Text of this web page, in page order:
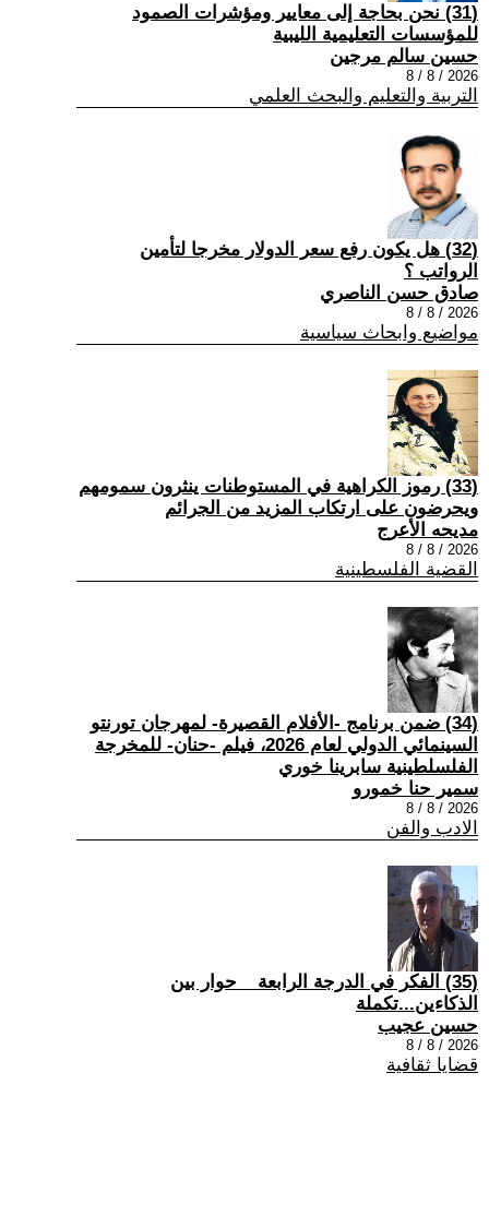
(31) نحن بحاجة إلى معايير ومؤشرات الصمود
للمؤسسات التعليمية الليبية
حسين سالم مرجين
2026 / 8 / 8
التربية والتعليم والبحث العلمي
(32) هل يكون رفع سعر الدولار مخرجا لتأمين
الرواتب ؟
صادق حسن الناصري
2026 / 8 / 8
مواضيع وابحاث سياسية
(33) رموز الكراهية في المستوطنات ينثرون سمومهم
ويحرضون على ارتكاب المزيد من الجرائم
مديحه الأعرج
2026 / 8 / 8
القضية الفلسطينية
(34) ضمن برنامج -الأفلام القصيرة- لمهرجان تورنتو
السينمائي الدولي لعام 2026، فيلم -حنان- للمخرجة
الفلسلطينية سابرينا خوري
سمير حنا خمورو
2026 / 8 / 8
الادب والفن
(35) الفكر في الدرجة الرابعة _ حوار بين
الذكاءين...تكملة
حسين عجيب
2026 / 8 / 8
قضايا ثقافية